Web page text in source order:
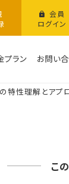
会員
ログイン
プラン お問い
特性理解とアプ
こ